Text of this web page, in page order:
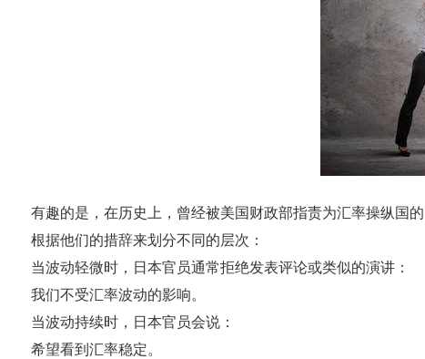
有趣的是，在历史上，曾经被美国财政部指责为汇率操纵国
根据他们的措辞来划分不同的层次：
当波动轻微时，日本官员通常拒绝发表评论或类似的演讲：
我们不受汇率波动的影响。
当波动持续时，日本官员会说：
希望看到汇率稳定。